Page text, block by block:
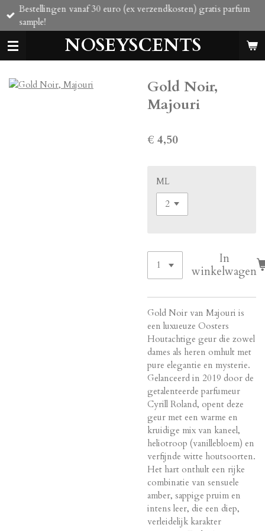
Ga
direct
de
hoofdinhoud
NOSEYSCENTS
Bestellingen vanaf 30 euro (ex verzendkosten) gratis parfum
sample!
Gold Noir,
Majouri
€ 4,50
ML
In
winkelwagen
Gold Noir van Majouri is
een luxueuze Oosters
Houtachtige geur die zowel
dames als heren omhult met
pure elegantie en mysterie.
Gelanceerd in 2019 door de
getalenteerde parfumeur
Cyrill Roland, opent deze
geur met een warme en
kruidige mix van kaneel,
heliotroop (vanillebloem) en
verfijnde witte houtsoorten.
Het hart onthult een rijke
combinatie van sensuele
amber, sappige pruim en
intens leer, die een diep,
verleidelijk karakter